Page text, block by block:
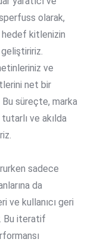
olarak,
hedef kitlenizin
ve
net bir
süreçte, marka
ve akılda
sadece
da
ve kullanıcı geri
Bu iteratif